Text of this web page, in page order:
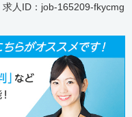
求人ID：job-165209-fkycmg